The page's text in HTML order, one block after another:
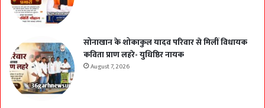
सोनाखान के शोकाकुल यादव परिवार से मिलीं विधायक
कविता प्राण लहरे- युधिष्ठिर नायक
August 7, 2026